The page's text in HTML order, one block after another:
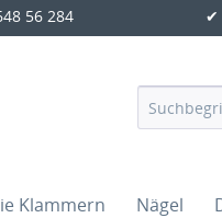
56 284 ✔
Klammern Nägel